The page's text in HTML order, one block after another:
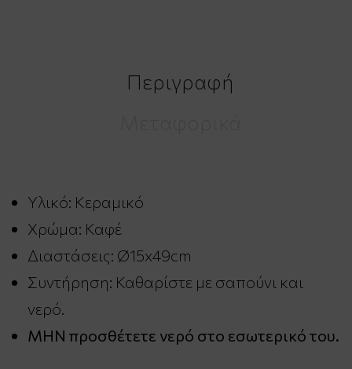
Περιγραφή
Υλικό: Κεραμικό
Χρώμα: Καφέ
Διαστάσεις: Ø15x49cm
Συντήρηση: Καθαρίστε με σαπούνι και
νερό.
ΜΗΝ προσθέτετε νερό στο εσωτερικό του.